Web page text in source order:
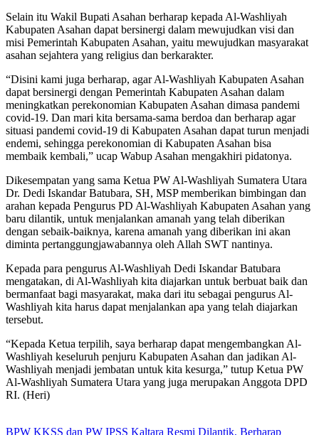
Selain itu Wakil Bupati Asahan berharap kepada Al-Washliyah
Kabupaten Asahan dapat bersinergi dalam mewujudkan visi dan
misi Pemerintah Kabupaten Asahan, yaitu mewujudkan masyarakat
asahan sejahtera yang religius dan berkarakter.
“Disini kami juga berharap, agar Al-Washliyah Kabupaten Asahan
dapat bersinergi dengan Pemerintah Kabupaten Asahan dalam
meningkatkan perekonomian Kabupaten Asahan dimasa pandemi
covid-19. Dan mari kita bersama-sama berdoa dan berharap agar
situasi pandemi covid-19 di Kabupaten Asahan dapat turun menjadi
endemi, sehingga perekonomian di Kabupaten Asahan bisa
membaik kembali,” ucap Wabup Asahan mengakhiri pidatonya.
Dikesempatan yang sama Ketua PW Al-Washliyah Sumatera Utara
Dr. Dedi Iskandar Batubara, SH, MSP memberikan bimbingan dan
arahan kepada Pengurus PD Al-Washliyah Kabupaten Asahan yang
baru dilantik, untuk menjalankan amanah yang telah diberikan
dengan sebaik-baiknya, karena amanah yang diberikan ini akan
diminta pertanggungjawabannya oleh Allah SWT nantinya.
Kepada para pengurus Al-Washliyah Dedi Iskandar Batubara
mengatakan, di Al-Washliyah kita diajarkan untuk berbuat baik dan
bermanfaat bagi masyarakat, maka dari itu sebagai pengurus Al-
Washliyah kita harus dapat menjalankan apa yang telah diajarkan
tersebut.
“Kepada Ketua terpilih, saya berharap dapat mengembangkan Al-
Washliyah keseluruh penjuru Kabupaten Asahan dan jadikan Al-
Washliyah menjadi jembatan untuk kita kesurga,” tutup Ketua PW
Al-Washliyah Sumatera Utara yang juga merupakan Anggota DPD
RI. (Heri)
BPW KKSS dan PW IPSS Kaltara Resmi Dilantik, Berharap